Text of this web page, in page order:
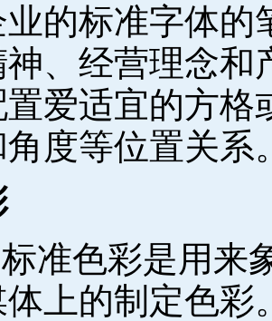
业的标准字体
、经营理念和
爱适宜的方格
度等位置关系
准色彩是用来
上的制定色